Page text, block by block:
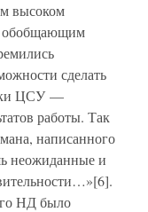
высоком
обобщающим
сделать
ЦСУ —
работы. Так
написанного
неожиданные и
НД было